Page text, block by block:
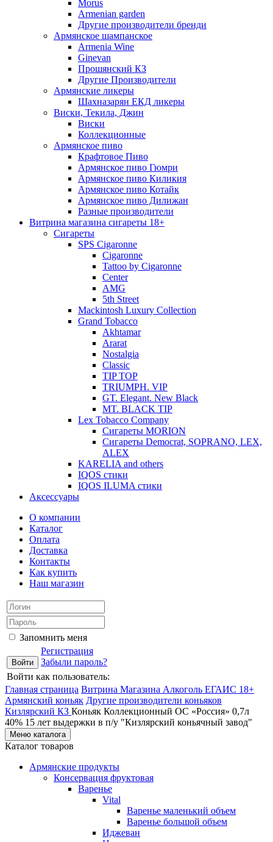
Morus
Armenian garden
Другие производители бренди
Армянское шампанское
Armenia Wine
Ginevan
Прошянский КЗ
Другие Производители
Армянские ликеры
Шахназарян ЕКД ликеры
Виски, Текила, Джин
Виски
Коллекционные
Армянское пиво
Крафтовое Пиво
Армянское пиво Гюмри
Армянское пиво Киликия
Армянское пиво Котайк
Армянское пиво Дилижан
Разные производители
Витрина магазина сигареты 18+
Cигареты
SPS Cigaronne
Сigaronne
Tattoo by Cigaronne
Center
AMG
5th Street
Mackintosh Luxury Collection
Grand Tobacco
Akhtamar
Ararat
Nostalgia
Classic
TIP TOP
TRIUMPH. VIP
GT. Elegant. New Black
MT. BLACK TIP
Lex Tobacco Company
Сигареты MORION
Сигареты Democrat, SOPRANO, LEX,
ALEX
KARELIA and others
IQOS стики
IQOS ILUMA стики
Аксессуары
О компании
Каталог
Оплата
Доставка
Контакты
Как купить
Наш магазин
Запомнить меня
Регистрация
Забыли пароль?
Войти как пользователь:
Главная страница Витрина Магазина Алкоголь ЕГАИС 18+
Армянский коньяк Другие производители коньяков
Кизлярский КЗ Коньяк Коллекционный ОС «Россия» 0,7л
40% 15 лет выдержки в п/у "Кизлярский коньячный завод"
Меню каталога
Каталог товаров
Армянские продукты
Консервация фруктовая
Варенье
Vital
Варенье маленький объем
Варенье большой объем
Иджеван